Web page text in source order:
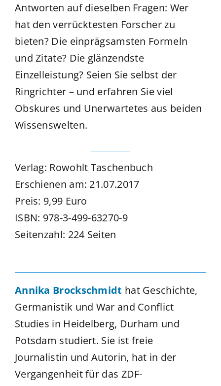
Antworten auf dieselben Fragen: Wer
hat den verrücktesten Forscher zu
bieten? Die einprägsamsten Formeln
und Zitate? Die glänzendste
Einzelleistung? Seien Sie selbst der
Ringrichter – und erfahren Sie viel
Obskures und Unerwartetes aus beiden
Wissenswelten.
Verlag: Rowohlt Taschenbuch
Erschienen am: 21.07.2017
Preis: 9,99 Euro
ISBN: 978-3-499-63270-9
Seitenzahl: 224 Seiten
Annika Brockschmidt hat Geschichte,
Germanistik und War and Conflict
Studies in Heidelberg, Durham und
Potsdam studiert. Sie ist freie
Journalistin und Autorin, hat in der
Vergangenheit für das ZDF-